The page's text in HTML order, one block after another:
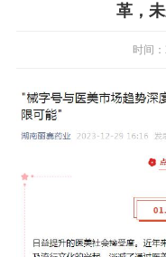
革，
时间